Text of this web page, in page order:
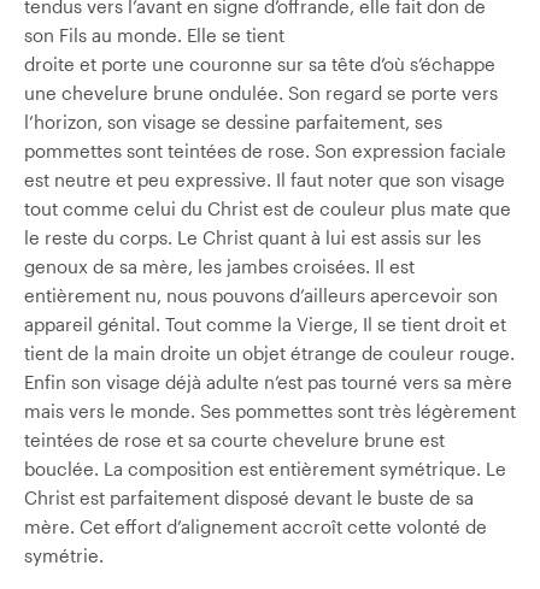
tendus vers l’avant en signe d’offrande, elle fait don de
son Fils au monde. Elle se tient
droite et porte une couronne sur sa tête d’où s’échappe
une chevelure brune ondulée. Son regard se porte vers
l’horizon, son visage se dessine parfaitement, ses
pommettes sont teintées de rose. Son expression faciale
est neutre et peu expressive. Il faut noter que son visage
tout comme celui du Christ est de couleur plus mate que
le reste du corps. Le Christ quant à lui est assis sur les
genoux de sa mère, les jambes croisées. Il est
entièrement nu, nous pouvons d’ailleurs apercevoir son
appareil génital. Tout comme la Vierge, Il se tient droit et
tient de la main droite un objet étrange de couleur rouge.
Enfin son visage déjà adulte n’est pas tourné vers sa mère
mais vers le monde. Ses pommettes sont très légèrement
teintées de rose et sa courte chevelure brune est
bouclée. La composition est entièrement symétrique. Le
Christ est parfaitement disposé devant le buste de sa
mère. Cet effort d’alignement accroît cette volonté de
symétrie.